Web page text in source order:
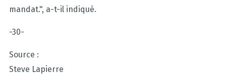
mandat.", a-t-il indiqué.
-30-
Source :
Steve Lapierre